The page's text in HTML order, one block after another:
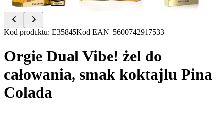
Item
of
6
Kod produktu: E35845Kod EAN: 5600742917533
Orgie Dual Vibe! żel do
całowania, smak koktajlu Pina
Colada